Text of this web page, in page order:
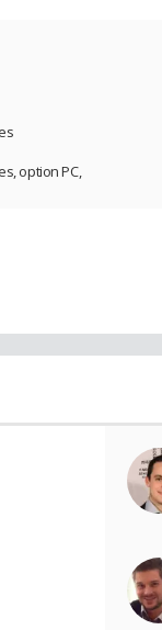
option PC,